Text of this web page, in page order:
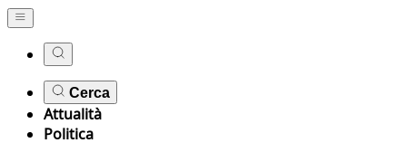
Cerca
Attualità
Politica